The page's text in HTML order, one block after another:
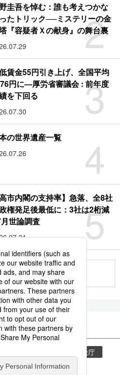
2
圭吾を悼む：誰も考えつかな
たトリック──ミステリーの金
『容疑者Ｘの献身』の舞台裏
3
賃金55円引き上げ、全国平均
円に―厚労省審議会 : 前年度
を下回る
4
の世界遺産一覧
5
高市内閣の支持率】急落、全8社
権発足後最低に：3社は2桁減
世論調査
見る
気象庁
熊本地震 観光